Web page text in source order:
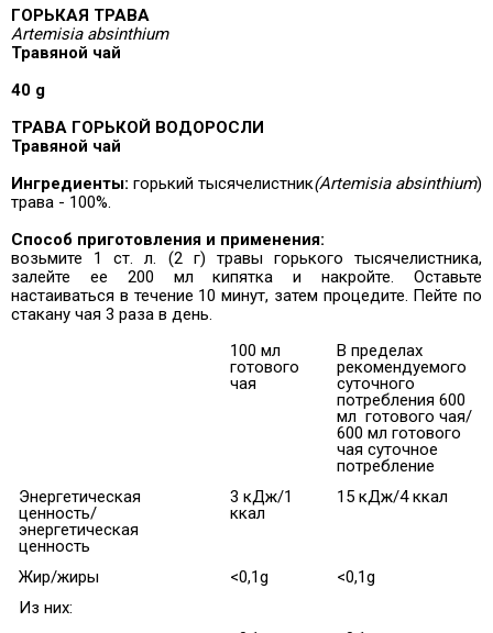
ГОРЬКАЯ ТРАВА
Artemisia absinthium
Травяной чай
40 g
ТРАВА ГОРЬКОЙ ВОДОРОСЛИ
Травяной чай
Ингредиенты: горький тысячелистник(Artemisia absinthium)
трава - 100%.
Способ приготовления и применения:
возьмите 1 ст. л. (2 г) травы горького тысячелистника,
залейте ее 200 мл кипятка и накройте. Оставьте
настаиваться в течение 10 минут, затем процедите. Пейте по
стакану чая 3 раза в день.
100 мл
готового
чая
В пределах
рекомендуемого
суточного
потребления 600
мл готового чая/
600 мл готового
чая суточное
потребление
Энергетическая
ценность/
энергетическая
ценность
3 кДж/1
ккал
15 кДж/4 ккал
Жир/жиры <0,1g
<0,1g
Из них: